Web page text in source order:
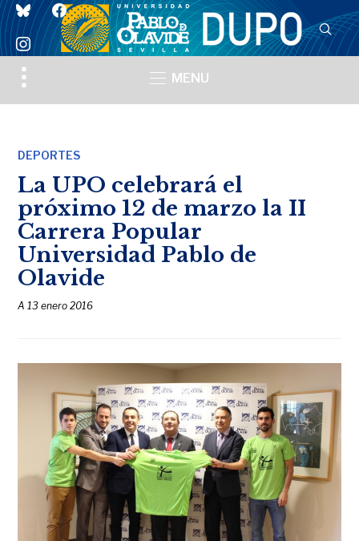
blueskyfacebook
instagram
Toggle
sidebar
MENU
DEPORTES
La UPO celebrará el
próximo 12 de marzo la II
Carrera Popular
Universidad Pablo de
Olavide
A13 enero 2016